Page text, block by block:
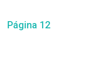
Página 12